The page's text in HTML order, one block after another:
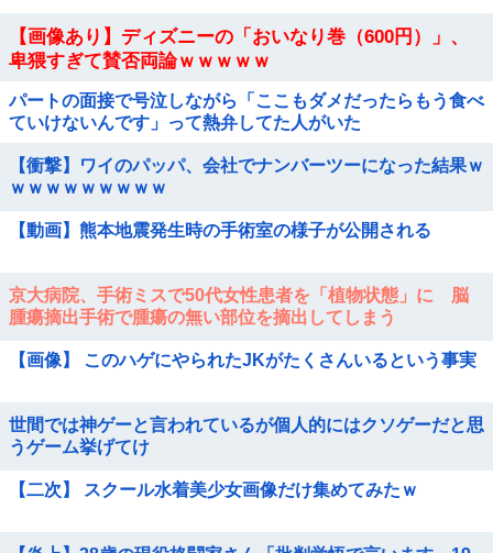
【画像あり】ディズニーの「おいなり巻（600円）」、
卑猥すぎて賛否両論ｗｗｗｗｗ
パートの面接で号泣しながら「ここもダメだったらもう食べ
ていけないんです」って熱弁してた人がいた
【衝撃】ワイのパッパ、会社でナンバーツーになった結果ｗ
ｗｗｗｗｗｗｗｗｗ
【動画】熊本地震発生時の手術室の様子が公開される
京大病院、手術ミスで50代女性患者を「植物状態」に 脳
腫瘍摘出手術で腫瘍の無い部位を摘出してしまう
【画像】 このハゲにやられたJKがたくさんいるという事実
世間では神ゲーと言われているが個人的にはクソゲーだと思
うゲーム挙げてけ
【二次】 スクール水着美少女画像だけ集めてみたｗ